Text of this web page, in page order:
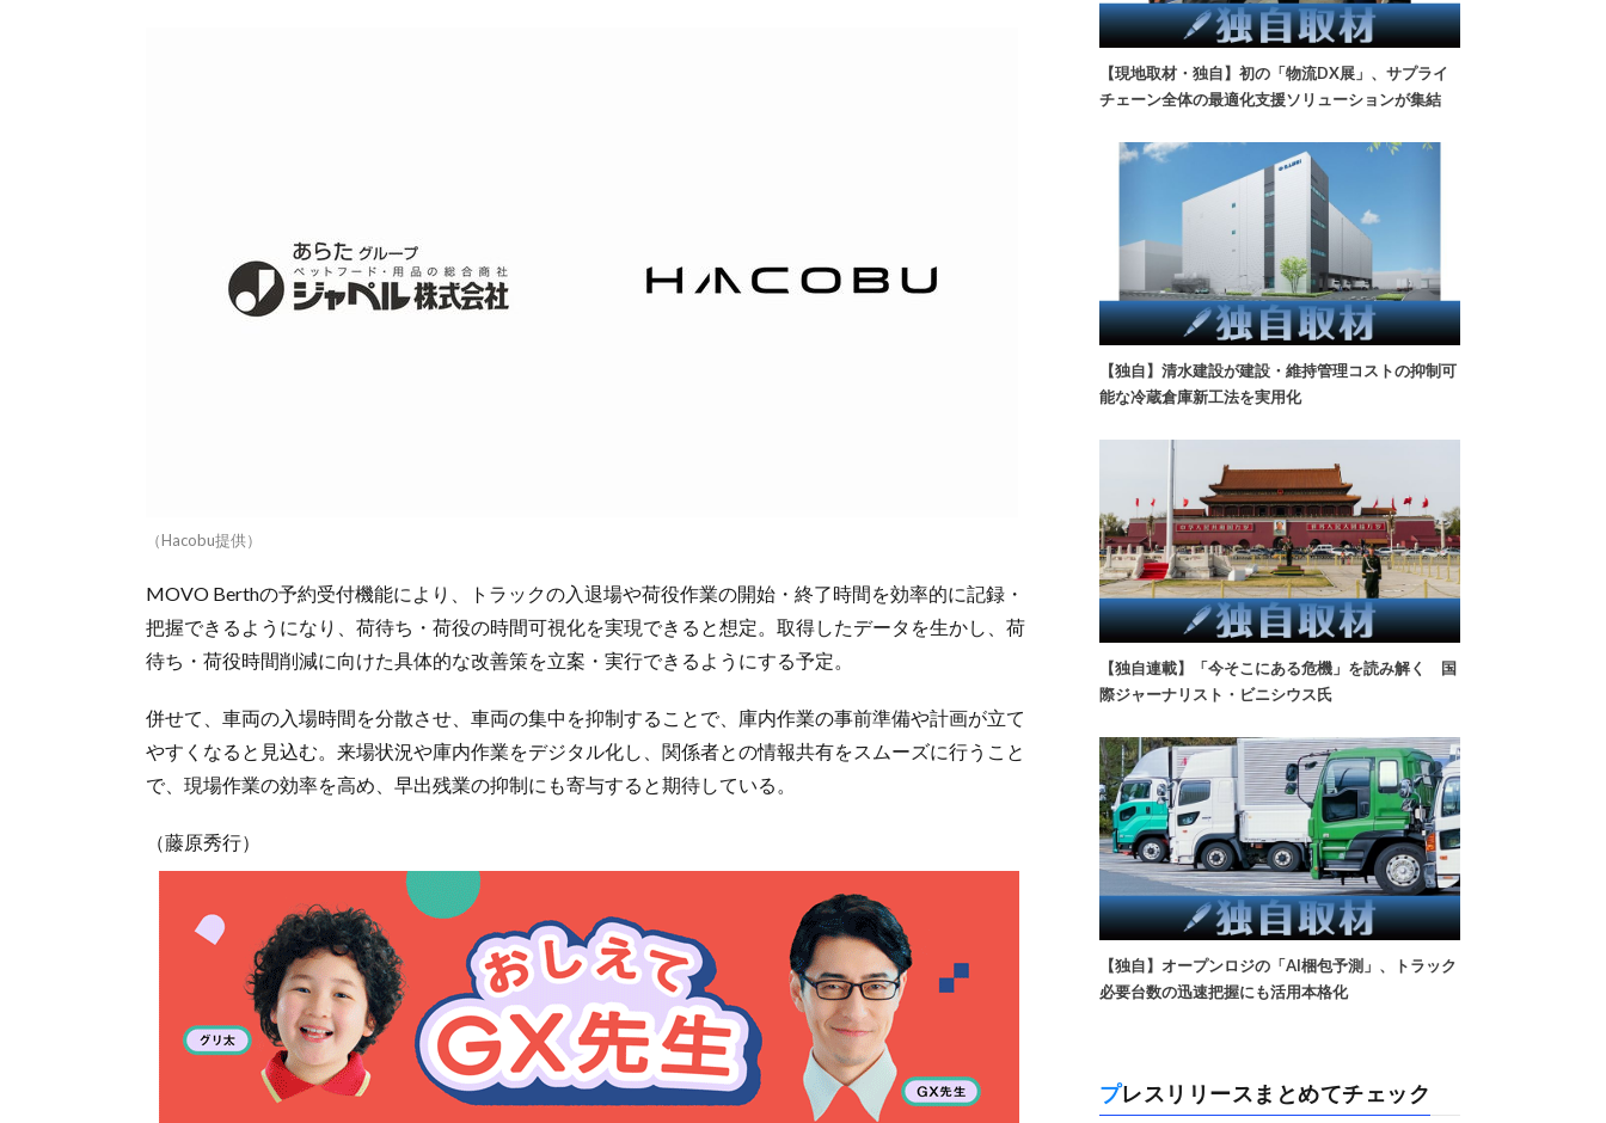
（Hacobu提供）
MOVO Berthの予約受付機能により、トラックの入退場や荷役作業の開始・終了時間を効率的に記録・
把握できるようになり、荷待ち・荷役の時間可視化を実現できると想定。取得したデータを生かし、荷
待ち・荷役時間削減に向けた具体的な改善策を立案・実行できるようにする予定。
併せて、車両の入場時間を分散させ、車両の集中を抑制することで、庫内作業の事前準備や計画が立て
やすくなると見込む。来場状況や庫内作業をデジタル化し、関係者との情報共有をスムーズに行うこと
で、現場作業の効率を高め、早出残業の抑制にも寄与すると期待している。
（藤原秀行）
【現地取材・独自】初の「物流DX展」、サプライ
チェーン全体の最適化支援ソリューションが集結
【独自】清水建設が建設・維持管理コストの抑制可
能な冷蔵倉庫新工法を実用化
【独自連載】「今そこにある危機」を読み解く 国
際ジャーナリスト・ビニシウス氏
【独自】オープンロジの「AI梱包予測」、トラック
必要台数の迅速把握にも活用本格化
プレスリリースまとめてチェック